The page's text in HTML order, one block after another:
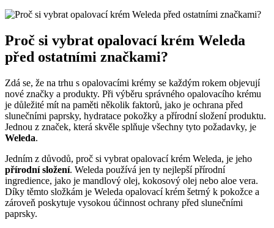
Proč si vybrat opalovací krém Weleda
před ostatními značkami?
Zdá se, že na trhu s opalovacími krémy se každým rokem objevují
nové značky a produkty. Při výběru správného opalovacího krému
je důležité mít na paměti několik faktorů, jako je ochrana před
slunečními paprsky, hydratace pokožky a přírodní složení produktu.
Jednou z značek, která skvěle splňuje všechny tyto požadavky, je
Weleda.
Jedním z důvodů, proč si vybrat opalovací krém Weleda, je jeho
přírodní složení. Weleda používá jen ty nejlepší přírodní
ingredience, jako je mandlový olej, kokosový olej nebo aloe vera.
Díky těmto složkám je Weleda opalovací krém šetrný k pokožce a
zároveň poskytuje vysokou účinnost ochrany před slunečními
paprsky.